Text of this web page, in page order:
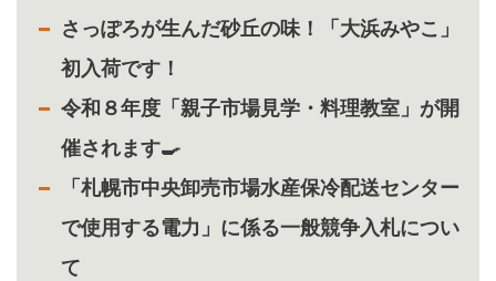
さっぽろが生んだ砂丘の味！「大浜みやこ」
初入荷です！
令和８年度「親子市場見学・料理教室」が開
催されます🍳
「札幌市中央卸売市場水産保冷配送センター
で使用する電力」に係る一般競争入札につい
て